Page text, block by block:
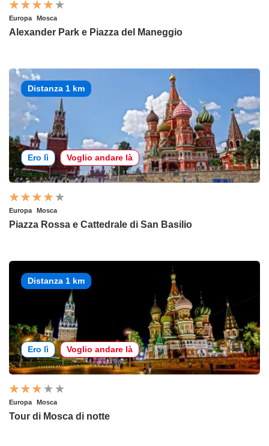
Europa Mosca
Alexander Park e Piazza del Maneggio
Distanza 1 km
Ero lì Voglio andare là
Europa Mosca
Piazza Rossa e Cattedrale di San Basilio
Distanza 1 km
Ero lì Voglio andare là
Europa Mosca
Tour di Mosca di notte